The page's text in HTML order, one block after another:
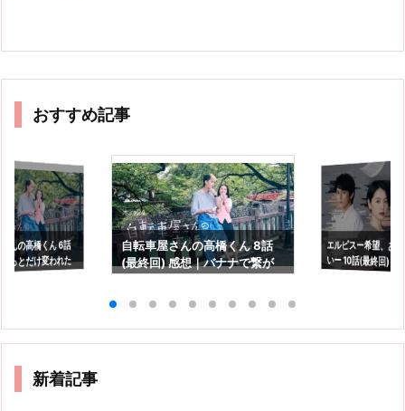
おすすめ記事
んの高橋くん 6話
っとだけ変われた
れる
自転車屋さんの高橋くん 8話
(最終回) 感想｜バナナで繋が
エルピスー希望、あ
いー 10話(最終回) 感
の光を信じるという
新着記事